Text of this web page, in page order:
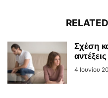
Σχέση
4 Ιουνίου